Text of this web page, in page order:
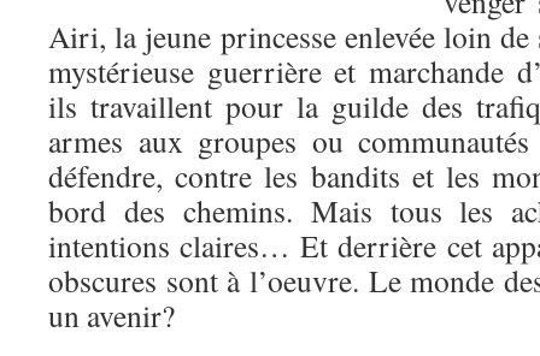
Airi, la jeune princesse enlevée loin de
mystérieuse guerrière et marchande
ils travaillent pour la guilde des
armes aux groupes ou
défendre, contre les bandits et les
bord des chemins. Mais tous les
intentions claires… Et derrière cet
obscures sont à l’oeuvre. Le monde
un avenir?